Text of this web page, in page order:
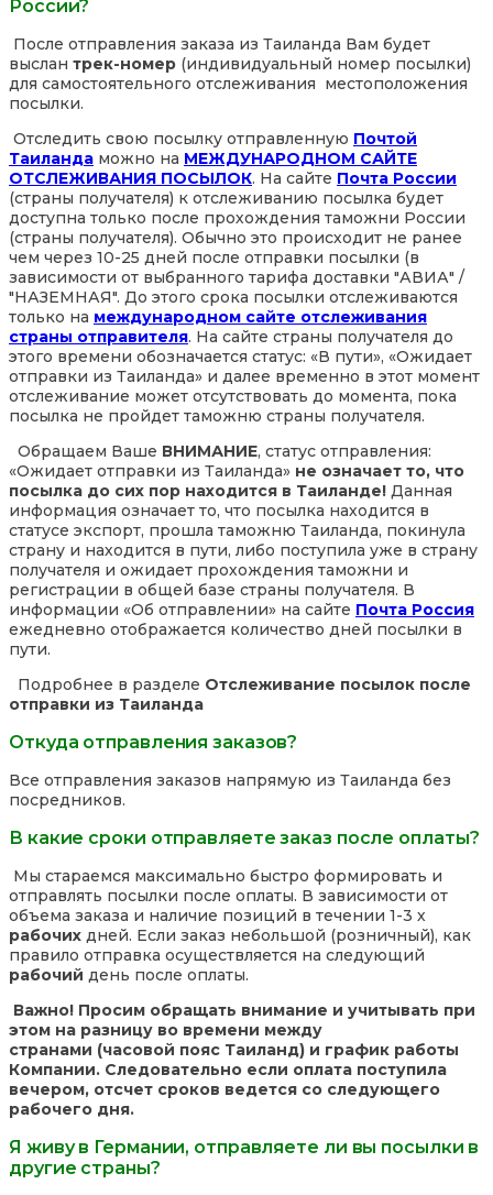
России?
После отправления заказа из Таиланда Вам будет
выслан трек-номер (индивидуальный номер посылки)
для самостоятельного отслеживания местоположения
посылки.
Отследить свою посылку отправленную Почтой
Таиланда можно на МЕЖДУНАРОДНОМ САЙТЕ
ОТСЛЕЖИВАНИЯ ПОСЫЛОК. На сайте Почта России
(страны получателя) к отслеживанию посылка будет
доступна только после прохождения таможни России
(страны получателя). Обычно это происходит не ранее
чем через 10-25 дней после отправки посылки (в
зависимости от выбранного тарифа доставки "АВИА" /
"НАЗЕМНАЯ". До этого срока посылки отслеживаются
только на международном сайте отслеживания
страны отправителя. На сайте страны получателя до
этого времени обозначается статус: «В пути», «Ожидает
отправки из Таиланда» и далее временно в этот момент
отслеживание может отсутствовать до момента, пока
посылка не пройдет таможню страны получателя.
Обращаем Ваше ВНИМАНИЕ, статус отправления:
«Ожидает отправки из Таиланда» не означает то, что
посылка до сих пор находится в Таиланде! Данная
информация означает то, что посылка находится в
статусе экспорт, прошла таможню Таиланда, покинула
страну и находится в пути, либо поступила уже в страну
получателя и ожидает прохождения таможни и
регистрации в общей базе страны получателя. В
информации «Об отправлении» на сайте Почта Россия
ежедневно отображается количество дней посылки в
пути.
Подробнее в разделе Отслеживание посылок после
отправки из Таиланда
Откуда отправления заказов?
Все отправления заказов напрямую из Таиланда без
посредников.
В какие сроки отправляете заказ после оплаты?
Мы стараемся максимально быстро формировать и
отправлять посылки после оплаты. В зависимости от
объема заказа и наличие позиций в течении 1-3 х
рабочих дней. Если заказ небольшой (розничный), как
правило отправка осуществляется на следующий
рабочий день после оплаты.
Важно! Просим обращать внимание и учитывать при
этом на разницу во времени между
странами (часовой пояс Таиланд) и график работы
Компании. Следовательно если оплата поступила
вечером, отсчет сроков ведется со следующего
рабочего дня.
Я живу в Германии, отправляете ли вы посылки в
другие страны?